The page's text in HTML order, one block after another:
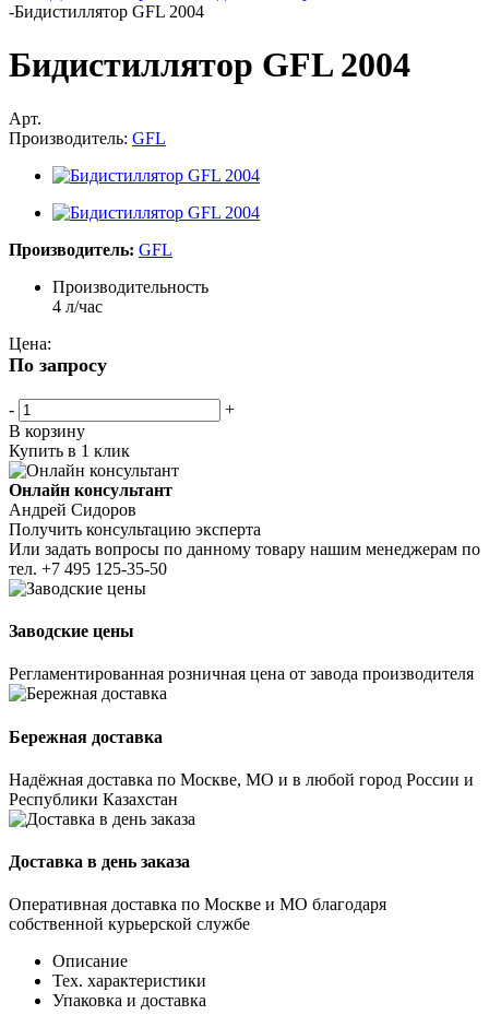
-Бидистиллятор GFL 2004
Бидистиллятор GFL 2004
Арт.
Производитель: GFL
Производитель: GFL
Производительность
4 л/час
Цена:
По запросу
-
+
В корзину
Купить в 1 клик
Онлайн консультант
Андрей Сидоров
Получить консультацию эксперта
Или задать вопросы по данному товару нашим менеджерам по
тел. +7 495 125-35-50
Заводские цены
Регламентированная розничная цена от завода производителя
Бережная доставка
Надёжная доставка по Москве, МО и в любой город России и
Республики Казахстан
Доставка в день заказа
Оперативная доставка по Москве и МО благодаря
собственной курьерской службе
Описание
Тех. характеристики
Упаковка и доставка